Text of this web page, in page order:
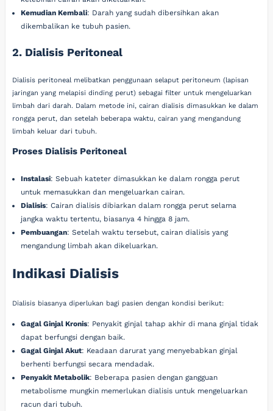
Kemudian Kembali: Darah yang sudah dibersihkan akan
dikembalikan ke tubuh pasien.
2. Dialisis Peritoneal
Dialisis peritoneal melibatkan penggunaan selaput peritoneum (lapisan
jaringan yang melapisi dinding perut) sebagai filter untuk mengeluarkan
limbah dari darah. Dalam metode ini, cairan dialisis dimasukkan ke dalam
rongga perut, dan setelah beberapa waktu, cairan yang mengandung
limbah keluar dari tubuh.
Proses Dialisis Peritoneal
Instalasi: Sebuah kateter dimasukkan ke dalam rongga perut
untuk memasukkan dan mengeluarkan cairan.
Dialisis: Cairan dialisis dibiarkan dalam rongga perut selama
jangka waktu tertentu, biasanya 4 hingga 8 jam.
Pembuangan: Setelah waktu tersebut, cairan dialisis yang
mengandung limbah akan dikeluarkan.
Indikasi Dialisis
Dialisis biasanya diperlukan bagi pasien dengan kondisi berikut:
Gagal Ginjal Kronis: Penyakit ginjal tahap akhir di mana ginjal tidak
dapat berfungsi dengan baik.
Gagal Ginjal Akut: Keadaan darurat yang menyebabkan ginjal
berhenti berfungsi secara mendadak.
Penyakit Metabolik: Beberapa pasien dengan gangguan
metabolisme mungkin memerlukan dialisis untuk mengeluarkan
racun dari tubuh.